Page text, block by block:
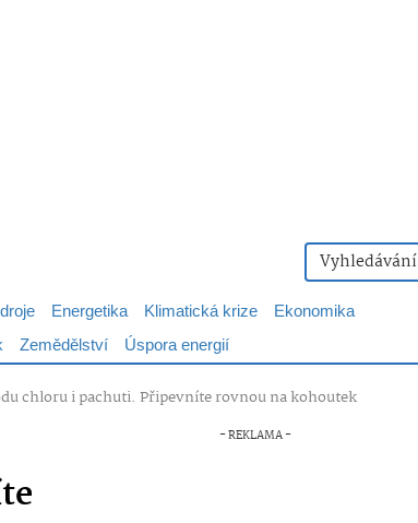
Vyhledávání
Energetika Klimatická krize
Ekonomika
Zemědělství Úspora energií
chloru i pachuti. Připevníte rovnou na kohoutek